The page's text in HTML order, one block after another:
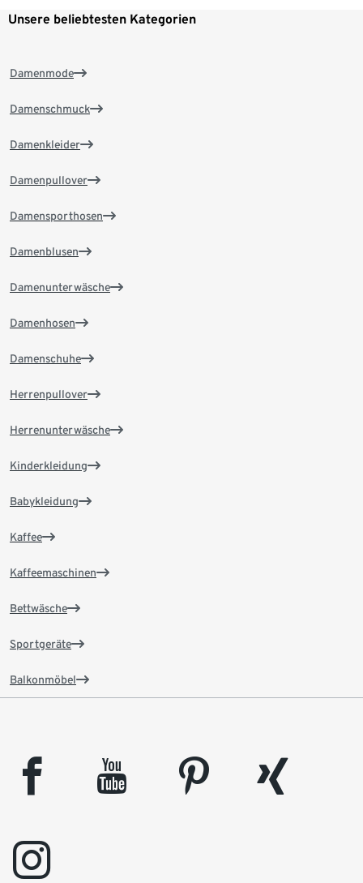
Unsere beliebtesten Kategorien
Damenmode
Damenschmuck
Damenkleider
Damenpullover
Damensporthosen
Damenblusen
Damenunterwäsche
Damenhosen
Damenschuhe
Herrenpullover
Herrenunterwäsche
Kinderkleidung
Babykleidung
Kaffee
Kaffeemaschinen
Bettwäsche
Sportgeräte
Balkonmöbel
facebook youtube pinterest
xing
instagram